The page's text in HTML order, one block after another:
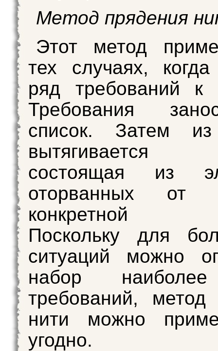
Метод прядения
Этот метод
тех случаях, когда
ряд требований к
Требования
список. Затем из
вытягивается
состоящая из
оторванных от
конкретной
Поскольку для
ситуаций можно
набор
требований, метод
нити можно
угодно.